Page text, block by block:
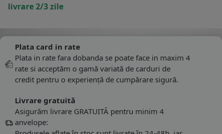
livrare 2/3 zile
Plata card in rate
Plata in rate fara dobanda se poate face in maxim 4
rate si acceptăm o gamă variată de carduri de
credit pentru o experiență de cumpărare sigură.
Livrare gratuită
Asigurăm livrare GRATUITĂ pentru minim 4
anvelope: